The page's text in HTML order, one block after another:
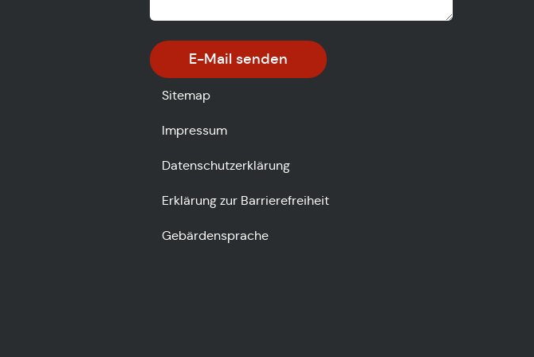
E-Mail senden
Sitemap
Impressum
Datenschutzerklärung
Erklärung zur Barrierefreiheit
Gebärdensprache